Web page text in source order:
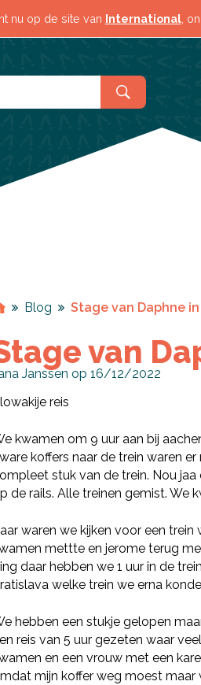
nu op de site van International,
Blog Stage van Daphne
van
Janssen op 16/12/2022
reis
kwamen om 9 uur aan bij
koffers naar de trein waren
stuk van de trein. Nou
de rails. Alle treinen gemist. We
waren we kijken voor een
mettte en jerome terug
daar hebben we 1 uur in de
welke trein we erna
hebben een stukje gelopen
reis van 5 uur gezeten waar
en een vrouw met een
mijn koffer weg moest maar